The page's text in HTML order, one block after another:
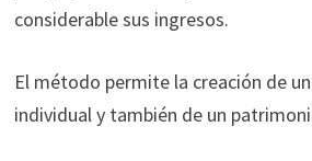
considerable sus ingresos.
El método permite la creación de
individual y también de un